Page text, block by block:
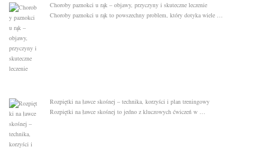
Choroby paznokci u rąk – objawy, przyczyny i skuteczne leczenie
Choroby paznokci u rąk to powszechny problem, który dotyka wiele …
Rozpiętki na ławce skośnej – technika, korzyści i plan treningowy
Rozpiętki na ławce skośnej to jedno z kluczowych ćwiczeń w …